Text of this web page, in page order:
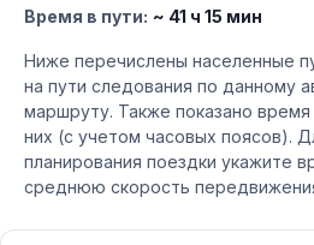
Время в пути: ~ 41 ч 15 мин
Ниже перечислены населенные
на пути следования по данному
маршруту. Также показано
них (с учетом часовых поясов).
планирования поездки укажите
среднюю скорость